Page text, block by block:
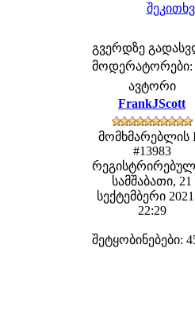
გვერდზე
მოდერატორები:
ავტორი
FrankJScott
მომხმარებლის
#13983
სამშაბათი, 21
სექტემბერი
22:29
შეტყობინებები: